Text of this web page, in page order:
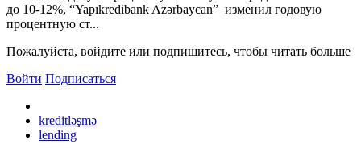
до 10-12%, “Yapıkredibank Azərbaycan” изменил годовую
процентную ст...
Пожалуйста, войдите или подпишитесь, чтобы читать больше
Войти Подписаться
kreditləşmə
lending